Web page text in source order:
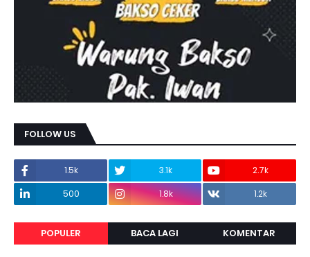
FOLLOW US
1.5k 3.1k
2.7k
500
1.8k 1.2k
POPULER BACA LAGI KOMENTAR